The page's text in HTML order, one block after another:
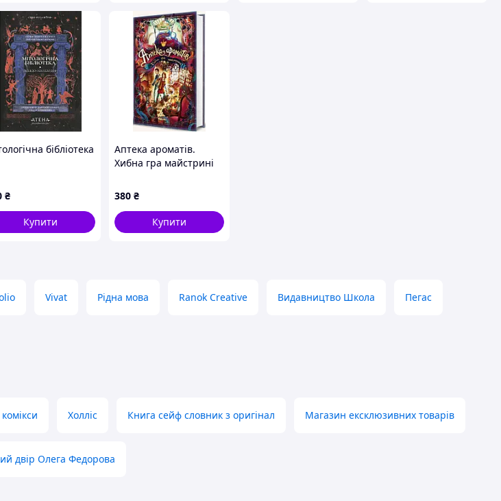
бібліотека
₴
Купити
Аптека ароматів.
Хибна гра майстрині
380 ₴
Купити
Vivat Рідна мова Ranok Creative Видавництво Школа Пегас
Холліс Книга сейф словник з оригінал Магазин ексклюзивних товарів
двір Олега Федорова